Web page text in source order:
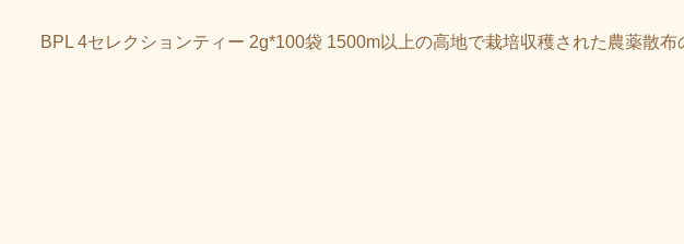
BPL 4セレクションティー 2g*100袋 1500m以上の高地で栽培収穫された農薬散布